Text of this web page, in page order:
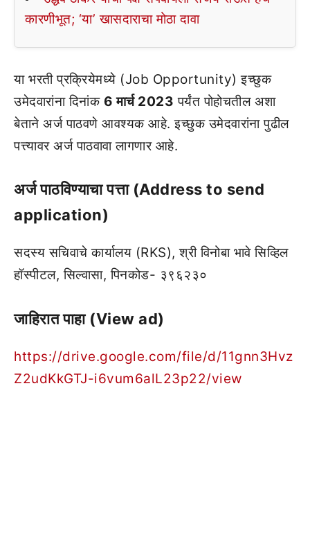
कारणीभूत; ‘या’ खासदाराचा मोठा दावा
या भरती प्रक्रियेमध्ये (Job Opportunity) इच्छुक
उमेदवारांना दिनांक 6 मार्च 2023 पर्यंत पोहोचतील अशा
बेताने अर्ज पाठवणे आवश्यक आहे. इच्छुक उमेदवारांना पुढील
पत्त्यावर अर्ज पाठवावा लागणार आहे.
अर्ज पाठविण्याचा पत्ता (Address to send
application)
सदस्य सचिवाचे कार्यालय (RKS), श्री विनोबा भावे सिव्हिल
हॉस्पीटल, सिल्वासा, पिनकोड- ३९६२३०
जाहिरात पाहा (View ad)
https://drive.google.com/file/d/11gnn3Hvz
Z2udKkGTJ-i6vum6alL23p22/view